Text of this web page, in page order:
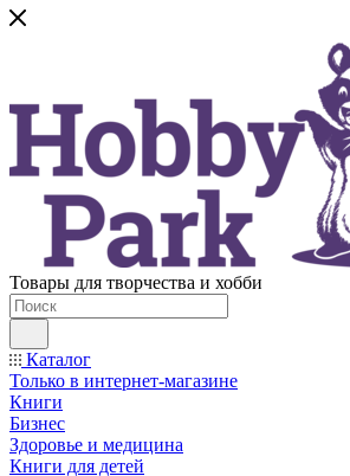
Товары для творчества и хобби
Каталог
Только в интернет-магазине
Книги
Бизнес
Здоровье и медицина
Книги для детей